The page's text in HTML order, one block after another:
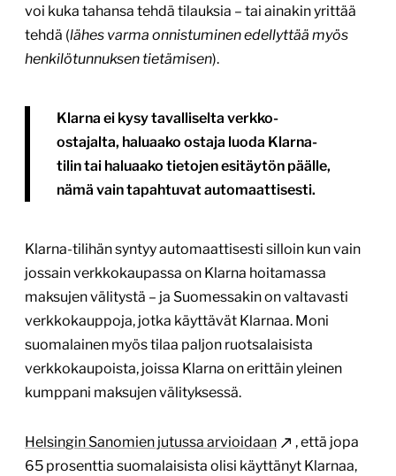
voi kuka tahansa tehdä tilauksia – tai ainakin yrittää
tehdä (lähes varma onnistuminen edellyttää myös
henkilötunnuksen tietämisen).
Klarna ei kysy tavalliselta verkko-
ostajalta, haluaako ostaja luoda Klarna-
tilin tai haluaako tietojen esitäytön päälle,
nämä vain tapahtuvat automaattisesti.
Klarna-tilihän syntyy automaattisesti silloin kun vain
jossain verkkokaupassa on Klarna hoitamassa
maksujen välitystä – ja Suomessakin on valtavasti
verkkokauppoja, jotka käyttävät Klarnaa. Moni
suomalainen myös tilaa paljon ruotsalaisista
verkkokaupoista, joissa Klarna on erittäin yleinen
kumppani maksujen välityksessä.
Helsingin Sanomien jutussa arvioidaan
, että jopa
65 prosenttia suomalaisista olisi käyttänyt Klarnaa,